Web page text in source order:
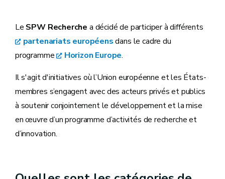
Le SPW Recherche a décidé de participer à différents
partenariats européensdans le cadre du
programme
Horizon Europe.
Il s'agit d'initiatives où l’Union européenne et les États-
membres s’engagent avec des acteurs privés et publics
à soutenir conjointement le développement et la mise
en œuvre d’un programme d’activités de recherche et
d’innovation.